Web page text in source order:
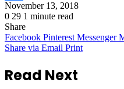
Share
November 13, 2018
0 29 1 minute read
Share
Facebook Pinterest Messenger
Share via Email Print
Read Next